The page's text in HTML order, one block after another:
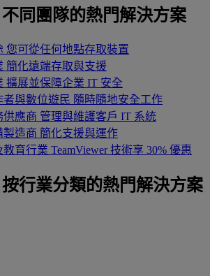
不同團隊的熱門解決方案
您可從任何地點存取裝置
簡化遠端存取與支援
擴展並保障企業 IT 安全
者與數位遊民 隨時隨地安全工作
供應商 管理與維護客戶 IT 系統
製造商 簡化支援與運作
教育行業 TeamViewer 技術享 30% 優惠
按行業分類的熱門解決方案